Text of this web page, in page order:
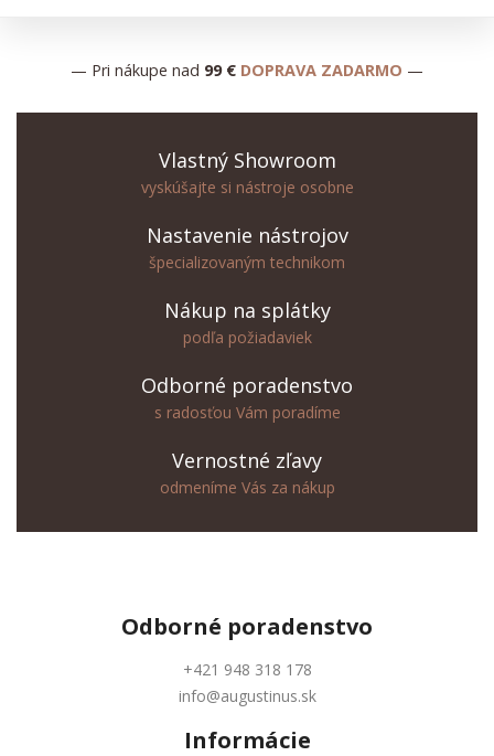
— Pri nákupe nad 99 € DOPRAVA ZADARMO —
Vlastný Showroom
vyskúšajte si nástroje osobne
Nastavenie nástrojov
špecializovaným technikom
Nákup na splátky
podľa požiadaviek
Odborné poradenstvo
s radosťou Vám poradíme
Vernostné zľavy
odmeníme Vás za nákup
Odborné poradenstvo
+421 948 318 178
info@augustinus.sk
Informácie